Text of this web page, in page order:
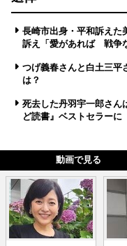
長崎市出身・平和訴え
訴え「愛があれば 戦争
つげ義春さんと白土三
は？
死去した丹羽宇一郎さ
ど読書』ベストセラーに
動画で見る